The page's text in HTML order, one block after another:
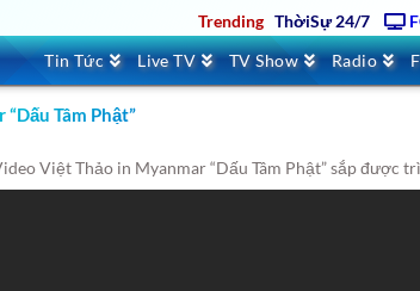
Trending ThờiSự 24/7
Tin Tức Live TV TV Show Radio
Tâm Phật”
Việt Thảo in Myanmar “Dấu Tâm Phật” sắp được